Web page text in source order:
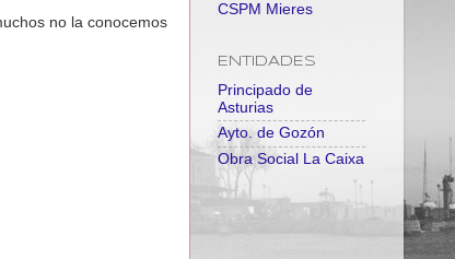
no la conocemos
CSPM Mieres
ENTIDADES
Principado de
Asturias
Ayto. de Gozón
Obra Social La Caixa